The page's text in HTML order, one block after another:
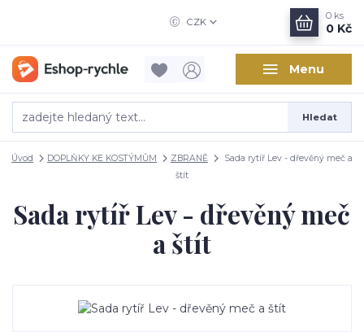
Menu
CZK
Hledat
0 ks
0 Kč
Úvod DOPLŇKY KE KOSTÝMŮM ZBRANĚ
Sada rytíř Lev - dřevěný meč a
štít
Sada rytíř Lev - dřevěný meč
a štít